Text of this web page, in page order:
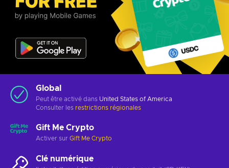
Global
Peut être activé dans United States of America
Consulter les restrictions régionales
Gift Me Crypto
Activer sur Gift Me Crypto
Clé numérique